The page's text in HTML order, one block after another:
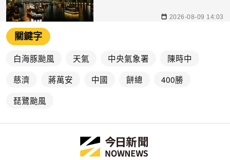
2026-08-09 14:03
關鍵字
白海豚颱風 天氣 中央氣象署
陳時中
慈濟
蔣萬安 中國 餅總
400勝
琵鷺颱風